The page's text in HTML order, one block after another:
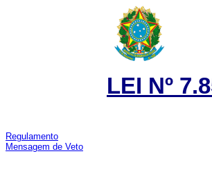
LEI Nº
Regulamento
Mensagem de Veto